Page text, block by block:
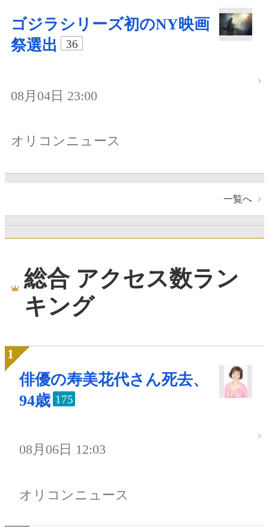
ゴジラシリーズ初のNY映画
祭選出
36
08月04日 23:00
オリコンニュース
一覧へ
総合 アクセス数ラン
キング
俳優の寿美花代さん死去、
94歳 175
08月06日 12:03
オリコンニュース